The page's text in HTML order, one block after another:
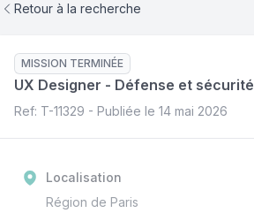
Retour à la recherche
UX Designer - Défense et sécurité
MISSION TERMINÉE
Ref: T-11329 - Publiée le 14 mai 2026
Localisation
Région de Paris